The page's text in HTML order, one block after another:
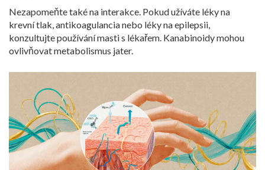
Nezapomeňte také na interakce. Pokud užíváte léky na
krevní tlak, antikoagulancia nebo léky na epilepsii,
konzultujte používání masti s lékařem. Kanabinoidy mohou
ovlivňovat metabolismus jater.